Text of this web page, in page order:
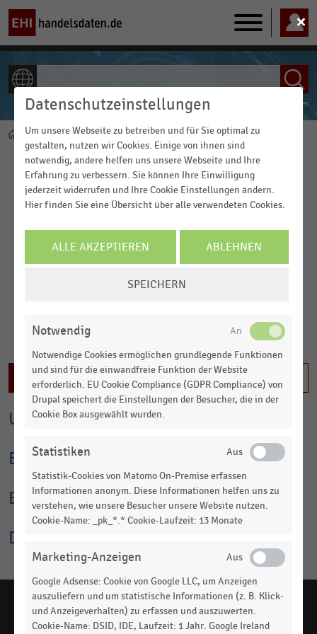
Main
navigation
ALLE INHALTE FACT-Finder
Pfadnavigation
Home Handelsthemen
Franchisewirtschaft
Franchising spielt im deutschen Handel eine große Rolle.
Prozent aller Franchisesystemesind nämlich im Handel
angesiedelt.
Jahr 2020 positiv.
wuchs um 4,6 Prozent im Vergleich zum Vorjahr. Die
DieAnzahl der Beschäftigten
Franchisewirtschaft stieg um 4,5 Prozent auf 749.198 im Jahr
2020.
Inhalt nicht freigeschaltet
Umsatz
Betriebe
Beschäftigte
Dossiers
Datenschutzeinstellungen
Um unsere Webseite zu betreiben und für Sie optimal zu
gestalten, nutzen wir Cookies. Einige von ihnen sind
notwendig, andere helfen uns unsere Webseite und Ihre
Erfahrung zu verbessern. Sie können Ihre Einwilligung
jederzeit widerrufen und Ihre Cookie Einstellungen ändern.
Hier finden Sie eine Übersicht über alle verwendeten Cookies.
ALLE AKZEPTIEREN ABLEHNEN
SPEICHERN
Notwendig
Notwendige Cookies ermöglichen grundlegende Funktionen
und sind für die einwandfreie Funktion der Website
erforderlich. EU Cookie Compliance (GDPR Compliance) von
Drupal speichert die Einstellungen der Besucher, die in der
Cookie Box ausgewählt wurden.
Statistiken
Statistik-Cookies von Matomo On-Premise erfassen
Informationen anonym. Diese Informationen helfen uns zu
verstehen, wie unsere Besucher unsere Website nutzen.
Cookie-Name: _pk_*.* Cookie-Laufzeit: 13 Monate
Marketing-Anzeigen
Google Adsense: Cookie von Google LLC, um Anzeigen
auszuliefern und um statistische Informationen (z. B. Klick-
und Anzeigeverhalten) zu erfassen und auszuwerten.
Cookie-Name: DSID, IDE, Laufzeit: 1 Jahr. Google Ireland